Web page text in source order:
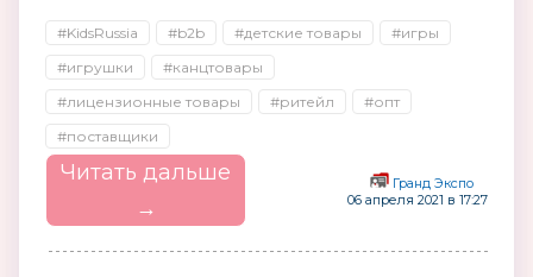
#KidsRussia #b2b #детские товары
#игры
#игрушки
#канцтовары
#лицензионные товары
#ритейл
#опт
#поставщики
Читать дальше
→
Гранд Экспо
06 апреля 2021 в 17:27